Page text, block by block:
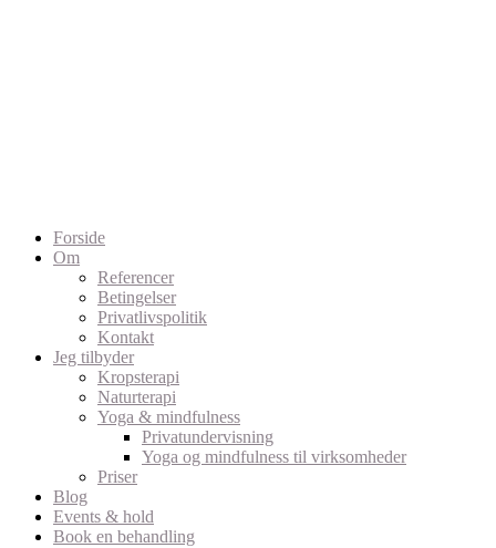
Forside
Om
Referencer
Betingelser
Privatlivspolitik
Kontakt
Jeg tilbyder
Kropsterapi
Naturterapi
Yoga & mindfulness
Privatundervisning
Yoga og mindfulness til virksomheder
Priser
Blog
Events & hold
Book en behandling